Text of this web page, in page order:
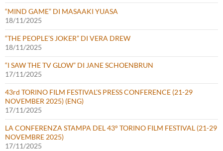
“MIND GAME” DI MASAAKI YUASA
18/11/2025
“THE PEOPLE’S JOKER” DI VERA DREW
18/11/2025
“I SAW THE TV GLOW” DI JANE SCHOENBRUN
17/11/2025
43rd TORINO FILM FESTIVAL’S PRESS CONFERENCE (21-29
NOVEMBER 2025) (ENG)
17/11/2025
LA CONFERENZA STAMPA DEL 43° TORINO FILM FESTIVAL (21-29
NOVEMBRE 2025)
17/11/2025